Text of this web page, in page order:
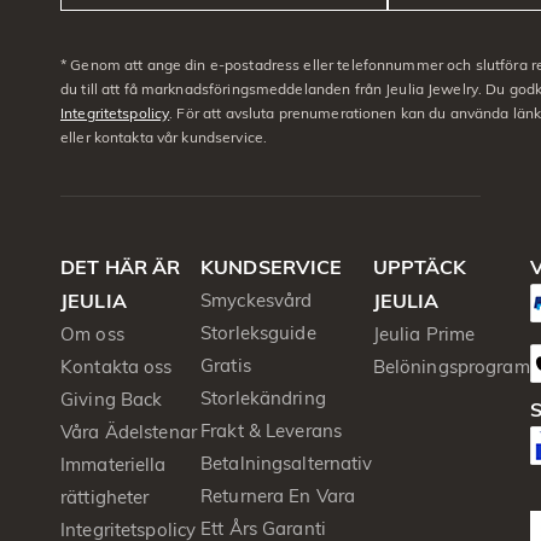
* Genom att ange din e-postadress eller telefonnummer och slutföra
du till att få marknadsföringsmeddelanden från Jeulia Jewelry. Du
Integritetspolicy. För att avsluta prenumerationen kan du använda
eller kontakta vår kundservice.
DET HÄR ÄR
JEULIA
Om oss
Kontakta oss
Giving Back
Våra Ädelstenar
Immateriella
rättigheter
Integritetspolicy
KUNDSERVICE
Smyckesvård
Storleksguide
Gratis
Storlekändring
Frakt & Leverans
Betalningsalternativ
Returnera En Vara
Ett Års Garanti
UPPTÄCK
JEULIA
Jeulia Prime
Belöningsprogram